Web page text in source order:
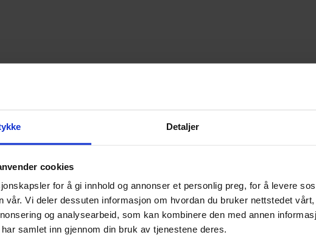
Detaljer
cookies
for å gi innhold og annonser et personlig preg, for å levere
vår. Vi deler dessuten informasjon om hvordan du bruker nettstedet
og analysearbeid, som kan kombinere den med annen
samlet inn gjennom din bruk av tjenestene deres.